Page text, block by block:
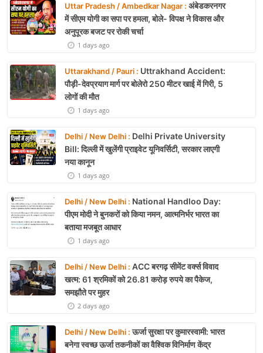
Uttar Pradesh / Ambedkar Nagar : अंबेडकरनगर
में सीएम योगी का सपा पर हमला, बोले- विपक्ष ने विकास और
अनुपूरक बजट पर रोकी चर्चा
1 days ago
Uttarakhand / Pauri : Uttrakhand Accident:
पौड़ी-देवप्रयाग मार्ग पर बोलेरो 250 मीटर खाई में गिरी, 5
लोगों की मौत
1 days ago
Delhi / New Delhi : Delhi Private University
Bill: दिल्ली में खुलेंगी प्राइवेट यूनिवर्सिटी, सरकार लाएगी
नया कानून
1 days ago
Delhi / New Delhi : National Handloo Day:
पीएम मोदी ने बुनकरों को किया नमन, आत्मनिर्भर भारत का
बताया मजबूत आधार
1 days ago
Delhi / New Delhi : ACC बरगढ़ सीमेंट वर्क्स विवाद
खत्म: 61 श्रमिकों को 26.81 करोड़ रुपये का पैकेज,
समझौते पर मुहर
2 days ago
Delhi / New Delhi :ऊर्जा सुरक्षा पर कुमारस्वामी: भारत
बनेगा स्वच्छ ऊर्जा तकनीकों का वैश्विक विनिर्माण केंद्र